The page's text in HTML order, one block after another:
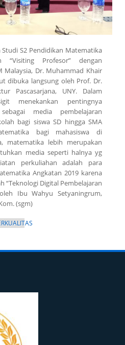
S2 Pendidikan Matematika
“Visiting Profesor” dengan
Malaysia, Dr. Muhammad Khair
dibuka langsung oleh Prof. Dr.
Pascasarjana, UNY. Dalam
menekankan pentingnya
media pembelajaran
bagi siswa SD hingga SMA
bagi mahasiswa di
matematika lebih merupakan
media seperti halnya yg
perkuliahan adalah para
Angkatan 2019 karena
“Teknologi Digital Pembelajaran
Ibu Wahyu Setyaningrum,
(sgm)